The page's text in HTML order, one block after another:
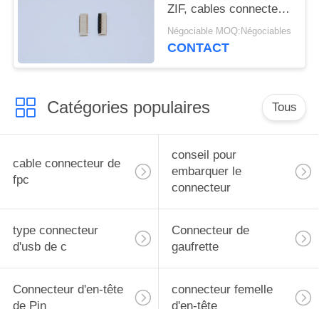
ZIF, cables connecteur
électriques de la taille
1.0mm 9-61 bornes
Négociable MOQ:Négociables
CONTACT
Catégories populaires Tous
cable connecteur de
fpc
conseil pour
embarquer le
connecteur
type connecteur
d'usb de c
Connecteur de
gaufrette
Connecteur d'en-tête
de Pin
connecteur femelle
d'en-tête